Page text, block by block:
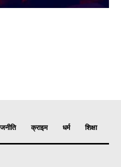
क्राइम धर्म शिक्षा